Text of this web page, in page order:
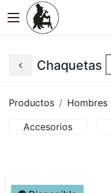
Chaquetas
Productos Hombres
Accesorios